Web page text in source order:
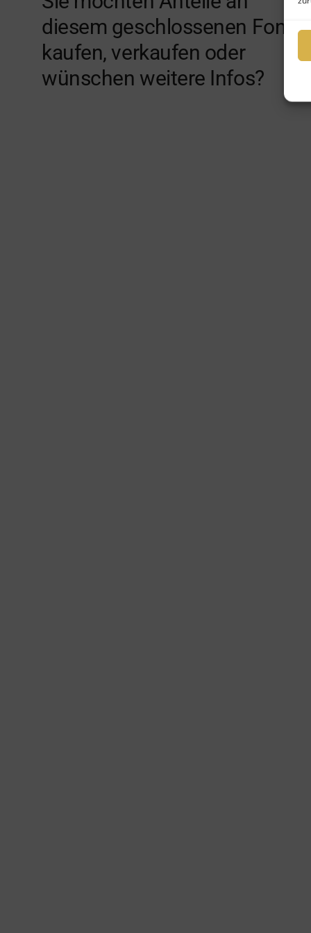
diesem geschlossenen Fonds
kaufen, verkaufen oder
wünschen weitere Infos?